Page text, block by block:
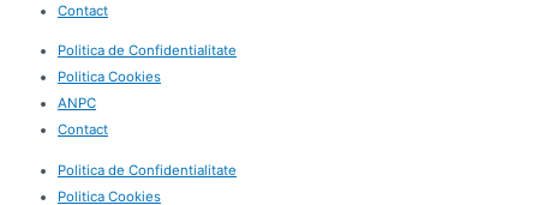
Contact
Politica de Confidentialitate
Politica Cookies
ANPC
Contact
Politica de Confidentialitate
Politica Cookies